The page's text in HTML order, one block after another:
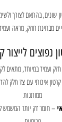
שונים, בהתאם לצורך
מבחינת חוזק, מראה
נפוצים לייצור
ועמיד במיוחד, מתאים
איכותי עם צד חלק
ממותגות
– חומר דק יותר המשמש